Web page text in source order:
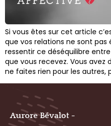
Si vous êtes sur cet article
que vos relations ne sont pas
ressentir ce déséquilibre
que vous recevez. Vous avez
ne faites rien pour les autres,
Aurore Bévalot -